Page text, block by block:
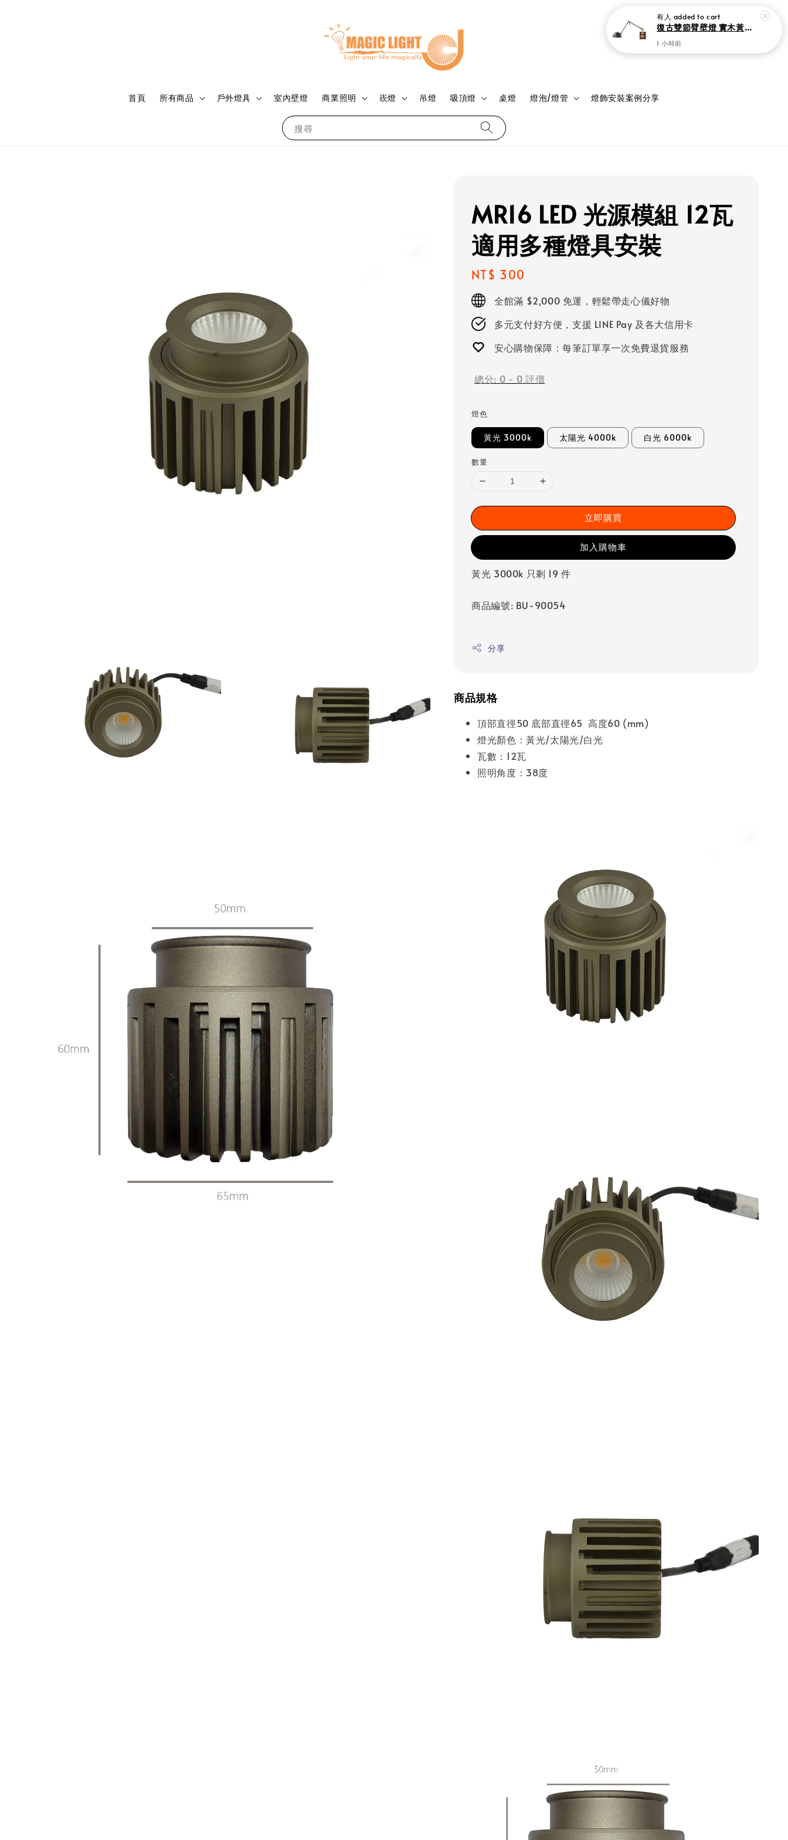
搜尋
首頁 所有商品 戶外燈具 室內壁燈 商業照明 崁燈 吊燈 吸頂燈 桌燈 燈泡/燈管 燈飾安裝案例分享
登入
MR16 LED 光源模組 12瓦
適用多種燈具安裝
Regular
price
NT$ 300
全館滿 $2,000 免運，輕鬆帶走心儀好物
多元支付好方便，支援 LINE Pay 及各大信用卡
安心購物保障：每筆訂單享一次免費退貨服務
總分: 0 - 0 評價
燈色
黃光 3000k 太陽光 4000k 白光 6000k
數量
立即購買
加入購物車
黃光 3000k 只剩 19 件
商品編號: BU-90054
分享
商品規格
頂部直徑50 底部直徑65 高度60 (mm)
燈光顏色：黃光/太陽光/白光
瓦數：12瓦
照明角度：38度
有人 added to cart
1 小時前